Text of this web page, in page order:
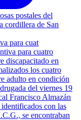
para cuat